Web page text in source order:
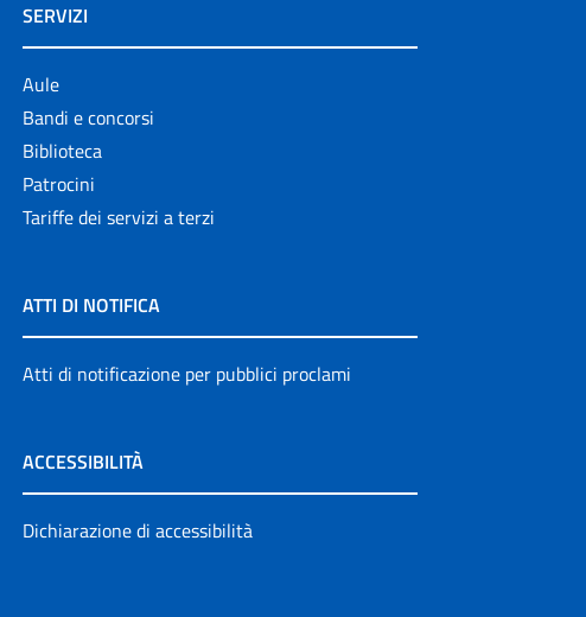
SERVIZI
Aule
Bandi e concorsi
Biblioteca
Patrocini
Tariffe dei servizi a terzi
ATTI DI NOTIFICA
Atti di notificazione per pubblici proclami
ACCESSIBILITÀ
Dichiarazione di accessibilità